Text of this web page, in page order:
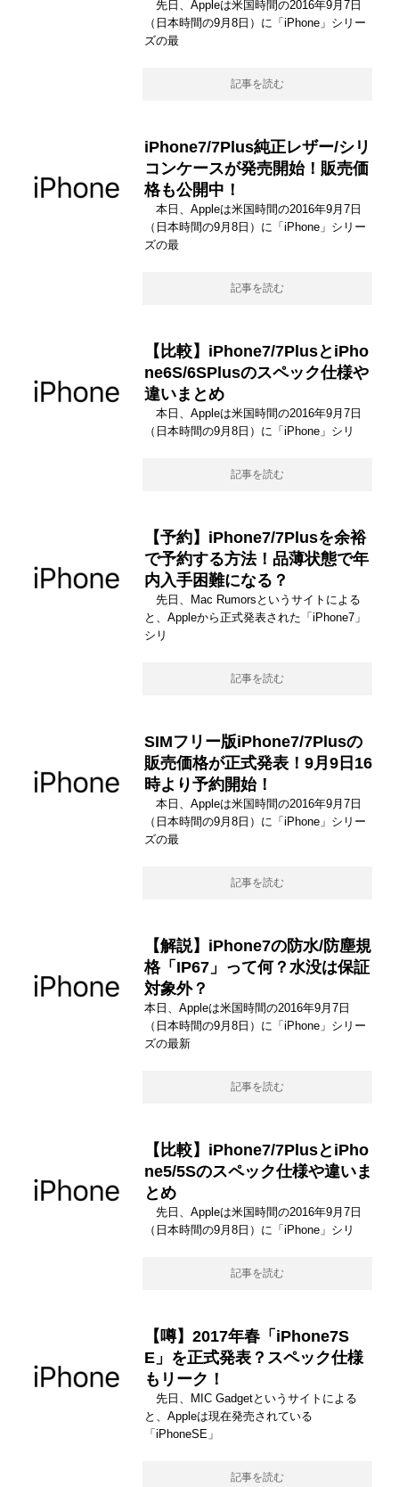
先日、Appleは米国時間の2016年9月7日
（日本時間の9月8日）に「iPhone」シリー
ズの最
記事を読む
iPhone7/7Plus純正レザー/シリ
コンケースが発売開始！販売価
格も公開中！
本日、Appleは米国時間の2016年9月7日
（日本時間の9月8日）に「iPhone」シリー
ズの最
記事を読む
【比較】iPhone7/7PlusとiPho
ne6S/6SPlusのスペック仕様や
違いまとめ
本日、Appleは米国時間の2016年9月7日
（日本時間の9月8日）に「iPhone」シリ
記事を読む
【予約】iPhone7/7Plusを余裕
で予約する方法！品薄状態で年
内入手困難になる？
先日、Mac Rumorsというサイトによる
と、Appleから正式発表された「iPhone7」
シリ
記事を読む
SIMフリー版iPhone7/7Plusの
販売価格が正式発表！9月9日16
時より予約開始！
本日、Appleは米国時間の2016年9月7日
（日本時間の9月8日）に「iPhone」シリー
ズの最
記事を読む
【解説】iPhone7の防水/防塵規
格「IP67」って何？水没は保証
対象外？
本日、Appleは米国時間の2016年9月7日
（日本時間の9月8日）に「iPhone」シリー
ズの最新
記事を読む
【比較】iPhone7/7PlusとiPho
ne5/5Sのスペック仕様や違いま
とめ
先日、Appleは米国時間の2016年9月7日
（日本時間の9月8日）に「iPhone」シリ
記事を読む
【噂】2017年春「iPhone7S
E」を正式発表？スペック仕様
もリーク！
先日、MIC Gadgetというサイトによる
と、Appleは現在発売されている
「iPhoneSE」
記事を読む